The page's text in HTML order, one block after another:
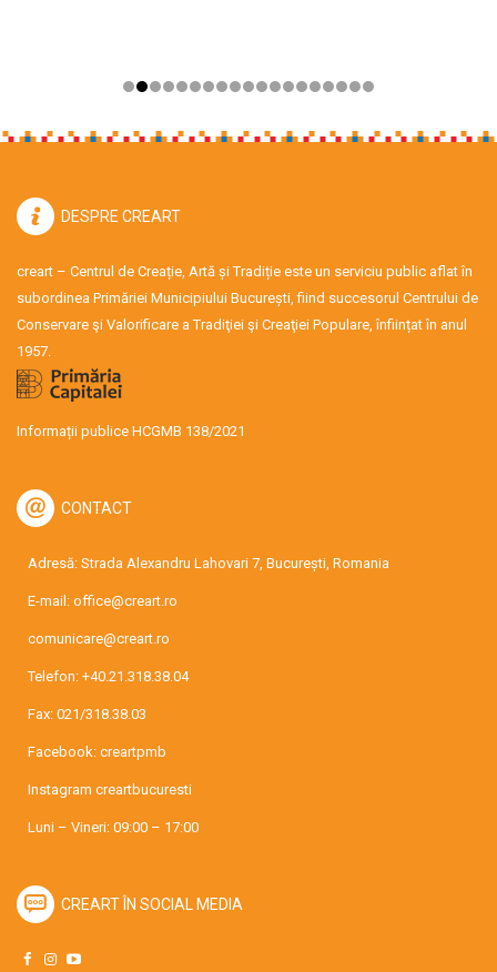
DESPRE CREART
creart – Centrul de Creație, Artă și Tradiție este un serviciu public aflat în
subordinea Primăriei Municipiului București, fiind succesorul Centrului de
Conservare şi Valorificare a Tradiţiei şi Creaţiei Populare, înființat în anul
1957.
Informații publice HCGMB 138/2021
CONTACT
Adresă: Strada Alexandru Lahovari 7, București, Romania
E-mail: office@creart.ro
comunicare@creart.ro
Telefon: +40.21.318.38.04
Fax: 021/318.38.03
Facebook: creartpmb
Instagram creartbucuresti
Luni – Vineri: 09:00 – 17:00
CREART ÎN SOCIAL MEDIA